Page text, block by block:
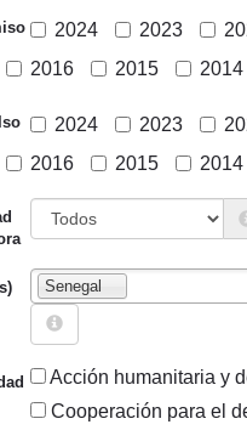
2024 2023
2016 2015 2014
2024 2023
2016 2015 2014
Senegal
Acción humanitaria y
Cooperación para el